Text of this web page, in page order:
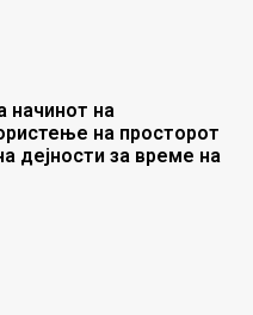
начинот на
на просторот
дејности за време на